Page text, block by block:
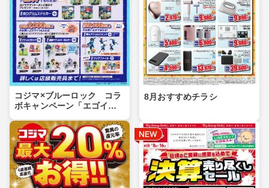
コジマ×ブルーロック コラ
ボキャンペーン「エゴイス
8月おすすめチラシ